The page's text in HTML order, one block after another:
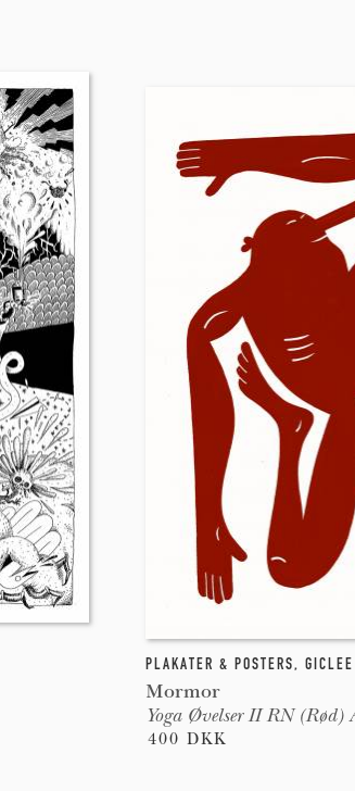
PLAKATER & POSTERS, GICLEE
Mormor
Yoga Øvelser II RN (Rød)
400 DKK